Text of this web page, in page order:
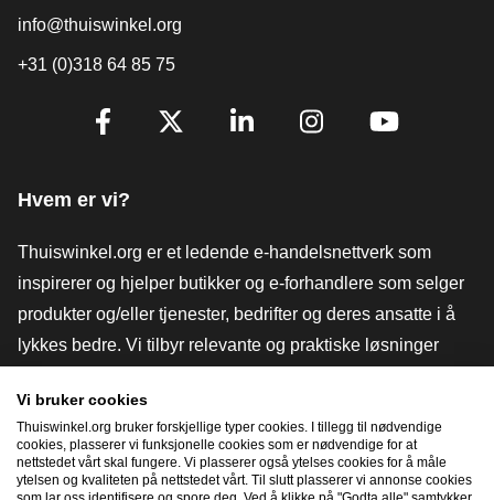
info@thuiswinkel.org
+31 (0)318 64 85 75
[_General:SocialMediaTitle]
Hvem er vi?
Thuiswinkel.org er et ledende e-handelsnettverk som
inspirerer og hjelper butikker og e-forhandlere som selger
produkter og/eller tjenester, bedrifter og deres ansatte i å
lykkes bedre. Vi tilbyr relevante og praktiske løsninger
verktøy og råd, advokatvirksomhet, markedsundersøkelser,
og har vår egen utdanningsplattform, Thuiswinkel e-
Academy.
Vi bruker cookies
Thuiswinkel.org bruker forskjellige typer cookies. I tillegg til nødvendige
cookies, plasserer vi funksjonelle cookies som er nødvendige for at
nettstedet vårt skal fungere. Vi plasserer også ytelses cookies for å måle
ytelsen og kvaliteten på nettstedet vårt. Til slutt plasserer vi annonse cookies